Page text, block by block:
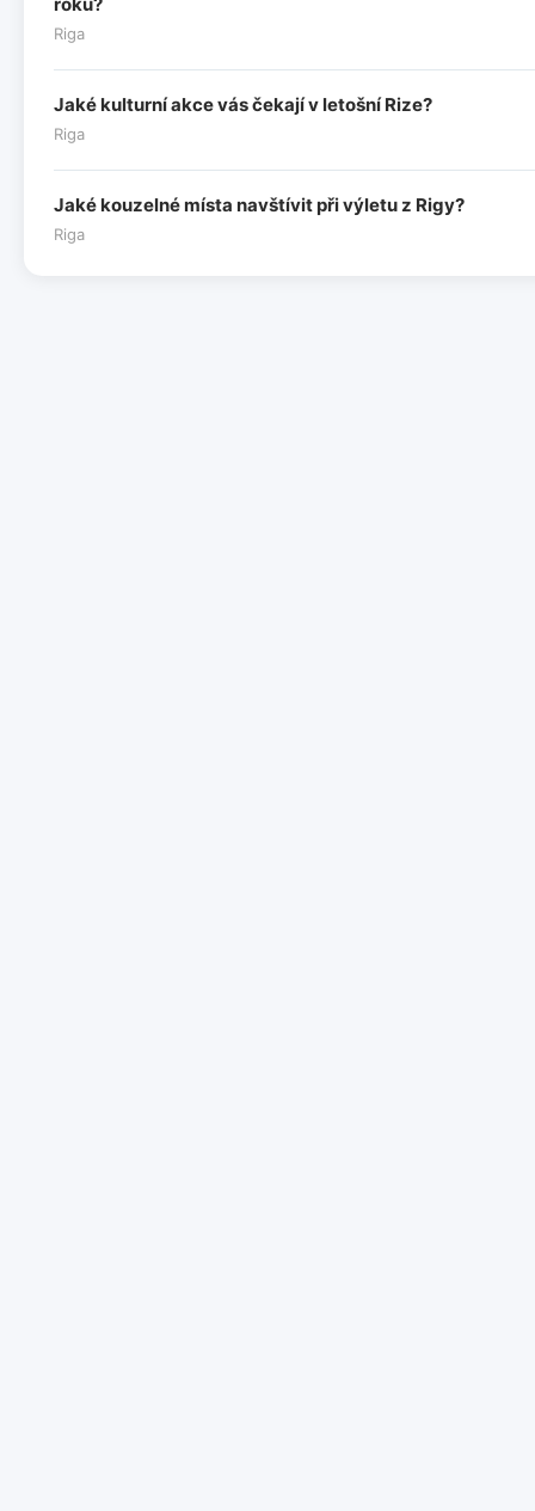
Riga
Jaké kulturní akce vás čekají v letošní Rize?
Riga
Jaké kouzelné místa navštívit při výletu z Rigy?
Riga